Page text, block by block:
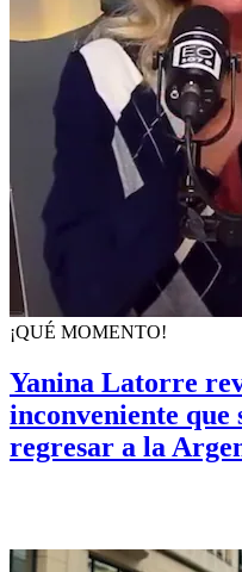
¡QUÉ MOMENTO!
Yanina Latorre
inconveniente
regresar a la